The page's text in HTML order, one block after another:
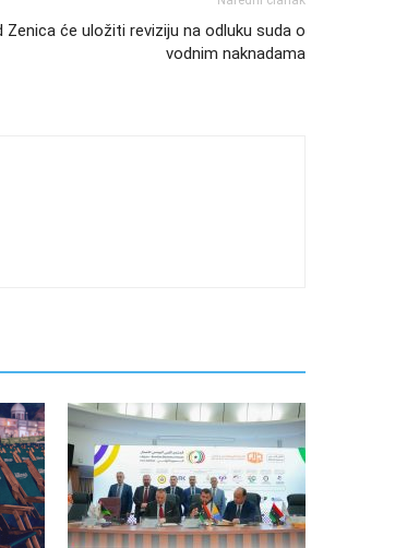
Zenica će uložiti reviziju na odluku suda o
vodnim naknadama